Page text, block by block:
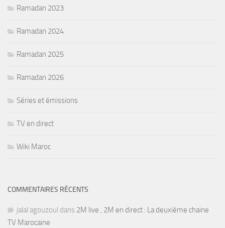
Ramadan 2023
Ramadan 2024
Ramadan 2025
Ramadan 2026
Séries et émissions
TV en direct
Wiki Maroc
COMMENTAIRES RÉCENTS
jalal agouzoul dans 2M live , 2M en direct : La deuxième chaine
TV Marocaine